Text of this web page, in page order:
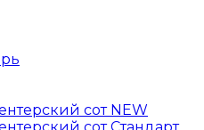
сот NEW